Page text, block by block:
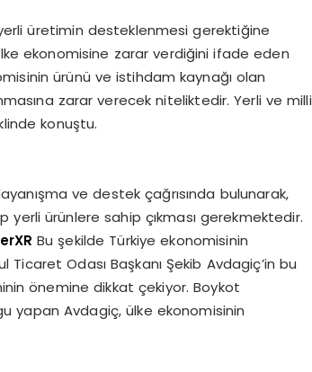
üretimin desteklenmesi gerektiğine
ekonomisine zarar verdiğini ifade eden
ürünü ve istihdam kaynağı olan
zarar verecek niteliktedir. Yerli ve milli
konuştu.
ve destek çağrısında bulunarak,
yerli ürünlere sahip çıkması gerekmektedir.
Bu şekilde Türkiye ekonomisinin
Odası Başkanı Şekib Avdagiç’in bu
önemine dikkat çekiyor. Boykot
yapan Avdagiç, ülke ekonomisinin